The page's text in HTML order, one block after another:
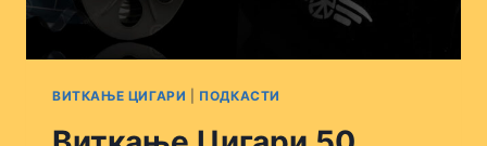
ВИТКАЊЕ ЦИГАРИ ПОДКАСТИ